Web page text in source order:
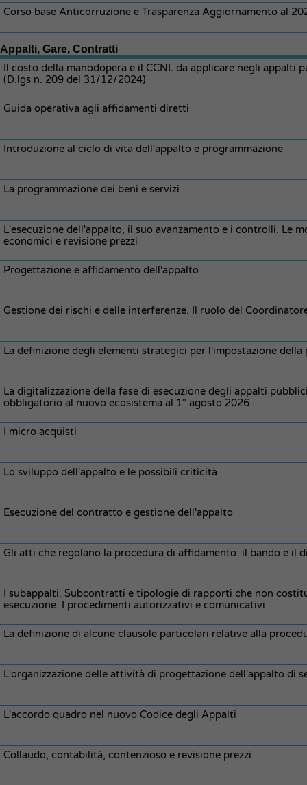
Corso base Anticorruzione e Trasparenza Aggiornamento al
Appalti, Gare, Contratti
Il costo della manodopera e il CCNL da applicare negli
(D.lgs n. 209 del 31/12/2024)
Guida operativa agli affidamenti diretti
Introduzione al ciclo di vita dell'appalto e programmazione
La programmazione dei beni e servizi
L'esecuzione dell'appalto, il suo avanzamento e i controlli. Le
economici e revisione prezzi
Progettazione e affidamento dell'appalto
Gestione dei rischi e delle interferenze. Il ruolo del
La definizione degli elementi strategici per l'impostazione
La digitalizzazione della fase di esecuzione degli appalti
obbligatorio al nuovo ecosistema al 1° agosto 2026
I micro acquisti
Lo sviluppo dell'appalto e le possibili criticità
Esecuzione del contratto e gestione dell'appalto
Gli atti che regolano la procedura di affidamento: il bando e il
I subappalti. Subcontratti e tipologie di rapporti che non
esecuzione. I procedimenti autorizzativi e comunicativi
La definizione di alcune clausole particolari relative alla
L'organizzazione delle attività di progettazione dell'appalto di
L'accordo quadro nel nuovo Codice degli Appalti
Collaudo, contabilità, contenzioso e revisione prezzi